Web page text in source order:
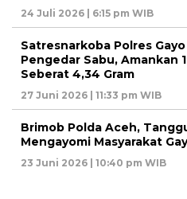
24 Juli 2026 | 6:15 pm WIB
Satresnarkoba Polres
Pengedar Sabu, Amankan
Seberat 4,34 Gram
27 Juni 2026 | 11:33 pm WIB
Brimob Polda Aceh,
Mengayomi Masyarakat
23 Juni 2026 | 10:40 pm WIB